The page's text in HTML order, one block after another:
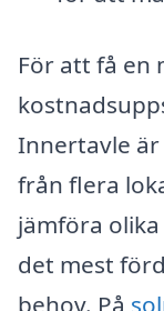
För att få en
Innertavle
från flera
jämföra
det mest
behov. På